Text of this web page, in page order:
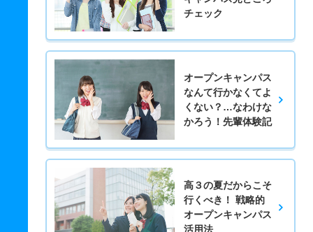
チェック
オープンキャンパス
なんて行かなくてよ
くない？…なわけな
かろう！先輩体験記
高３の夏だからこそ
行くべき！ 戦略的
オープンキャンパス
活用法